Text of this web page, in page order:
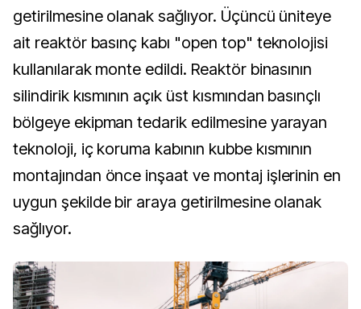
getirilmesine olanak sağlıyor. Üçüncü üniteye
ait reaktör basınç kabı "open top" teknolojisi
kullanılarak monte edildi. Reaktör binasının
silindirik kısmının açık üst kısmından basınçlı
bölgeye ekipman tedarik edilmesine yarayan
teknoloji, iç koruma kabının kubbe kısmının
montajından önce inşaat ve montaj işlerinin en
uygun şekilde bir araya getirilmesine olanak
sağlıyor.